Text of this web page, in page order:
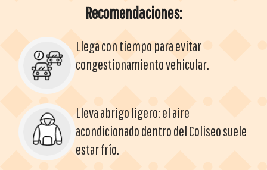
Recomendaciones:
Llega con tiempo para evitar
congestionamiento vehicular.
Lleva abrigo ligero: el aire
acondicionado dentro del Coliseo suele
estar frío.